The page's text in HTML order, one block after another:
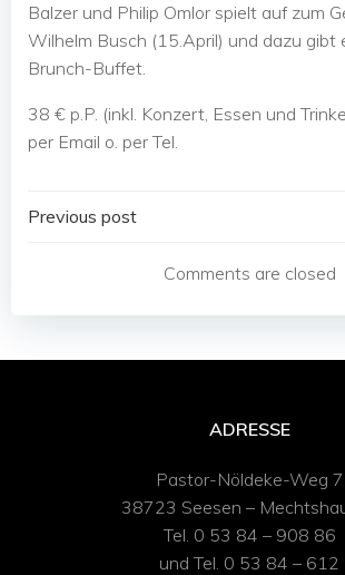
Balzer und Philip Omlor spielt auf zum
Wilhelm Busch (15.April) und dazu gibt
Brunch-Buffet.
38 € p.P. (inkl. Konzert, Essen und
per Email o. per Tel.
Post
navigation
Previous post
Comments are closed
ADRESSE
Pastor-Nöldeke-Weg 7
38723 Seesen –
Tel. 0 53 84 – 908 86
und Tel. 0 53 84 – 612